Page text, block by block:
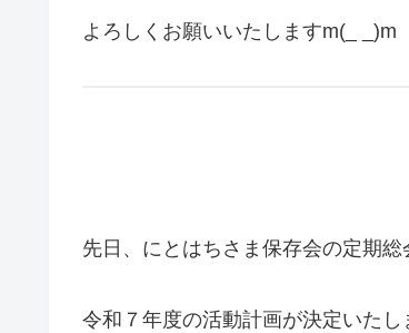
よろしくお願いいたしますm(_ _)m
先日、にとはちさま保存会の定期総
令和７年度の活動計画が決定いたし